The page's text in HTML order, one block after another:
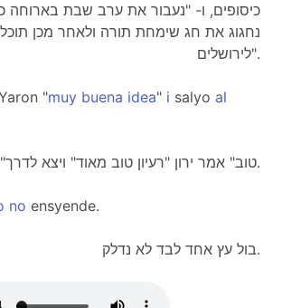
כיסופים, ו- "נעבור את ערב שבת בארוחה
נחגוג את חג שימחת תורה ולאחר מכן תוכל
לירושלים".
"muy buena idea" i salyo al
"טוב" אמר ירון "רעיון טוב מאוד" ויצא לדרך.
no ensyende.
בול עץ אחד לבד לא נדלק.